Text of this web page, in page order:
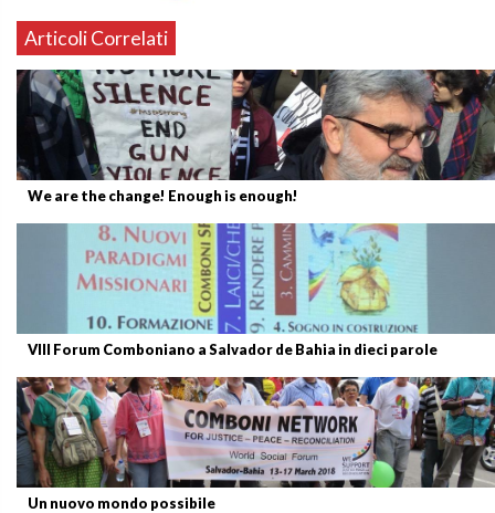
Articoli Correlati
We are the change! Enough is enough!
VIII Forum Comboniano a Salvador de Bahia in dieci parole
Un nuovo mondo possibile